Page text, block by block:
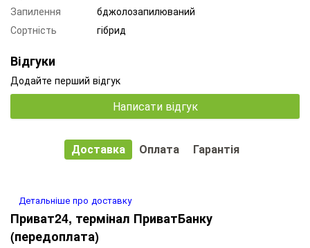
Запилення
бджолозапилюваний
Сортність
гібрид
Відгуки
Додайте перший відгук
Написати відгук
Доставка Оплата Гарантія
Детальніше про доставку
Приват24, термінал ПриватБанку
(передоплата)